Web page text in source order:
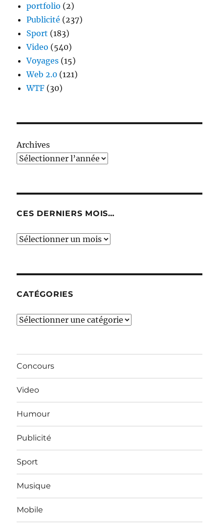
portfolio (2)
Publicité (237)
Sport (183)
Video (540)
Voyages (15)
Web 2.0 (121)
WTF (30)
Archives
CES DERNIERS MOIS…
Ces
CATÉGORIES
Catégories
Concours
Video
Humour
Publicité
Sport
Musique
Mobile